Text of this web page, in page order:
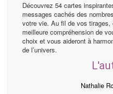
Découvrez 54 cartes
messages cachés des
votre vie. Au fil de vos
meilleure compréhension de
choix et vous aideront à
de l’univers.
Nathalie